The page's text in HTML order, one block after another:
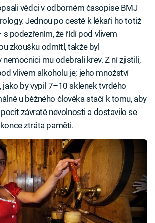
vědci v odborném časopise BMJ
Jednou po cestě k lékaři ho totiž
podezřením, že řídí pod vlivem
zkoušku odmítl, takže byl
nemocnici mu odebrali krev. Z ní zjistili,
vlivem alkoholu je; jeho množství
by vypil 7–10 sklenek tvrdého
u běžného člověka stačí k tomu, aby
závratě nevolnosti a dostavilo se
ztráta paměti.